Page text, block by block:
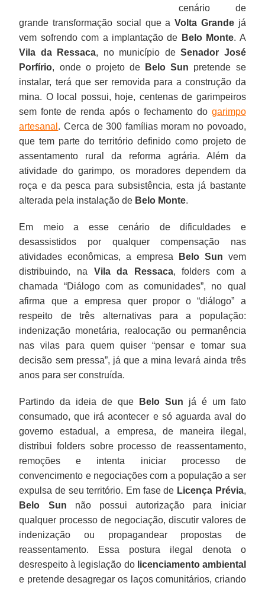
cenário de
grande transformação social que aVolta Grandejá
vem sofrendo com a implantação de Belo Monte. A
Vila da Ressaca, no município deSenador José
Porfírio, onde o projeto de Belo Sun pretende se
instalar, terá que ser removida para a construção da
mina. O local possui, hoje, centenas de garimpeiros
sem fonte de renda após o fechamento do garimpo
artesanal . Cerca de 300 famílias moram no povoado,
que tem parte do território definido como projeto de
assentamento rural da reforma agrária. Além da
atividade do garimpo, os moradores dependem da
roça e da pesca para subsistência, esta já bastante
alterada pela instalação de Belo Monte.
Em meio a esse cenário de dificuldades e
desassistidos por qualquer compensação nas
atividades econômicas, a empresa
Belo Sun vem
distribuindo, na Vila da Ressaca, folders com a
chamada “Diálogo com as comunidades”, no qual
afirma que a empresa quer propor o “diálogo” a
respeito de três alternativas para a população:
indenização monetária, realocação ou permanência
nas vilas para quem quiser “pensar e tomar sua
decisão sem pressa”, já que a mina levará ainda três
anos para ser construída.
Partindo da ideia de que Belo Sun já é um fato
consumado, que irá acontecer e só aguarda aval do
governo estadual, a empresa, de maneira ilegal,
distribui folders sobre processo de reassentamento,
remoções e intenta iniciar processo de
convencimento e negociações com a população a ser
expulsa de seu território. Em fase de Licença Prévia,
Belo Sun não possui autorização para iniciar
qualquer processo de negociação, discutir valores de
indenização ou propagandear propostas de
reassentamento. Essa postura ilegal denota o
desrespeito à legislação do licenciamento ambiental
e pretende desagregar os laços comunitários, criando